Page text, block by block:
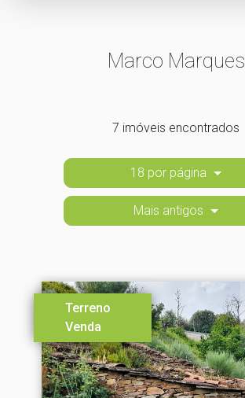
Marco Marques
7 imóveis encontrados
18 por página
Mais antigos
Terreno
Venda